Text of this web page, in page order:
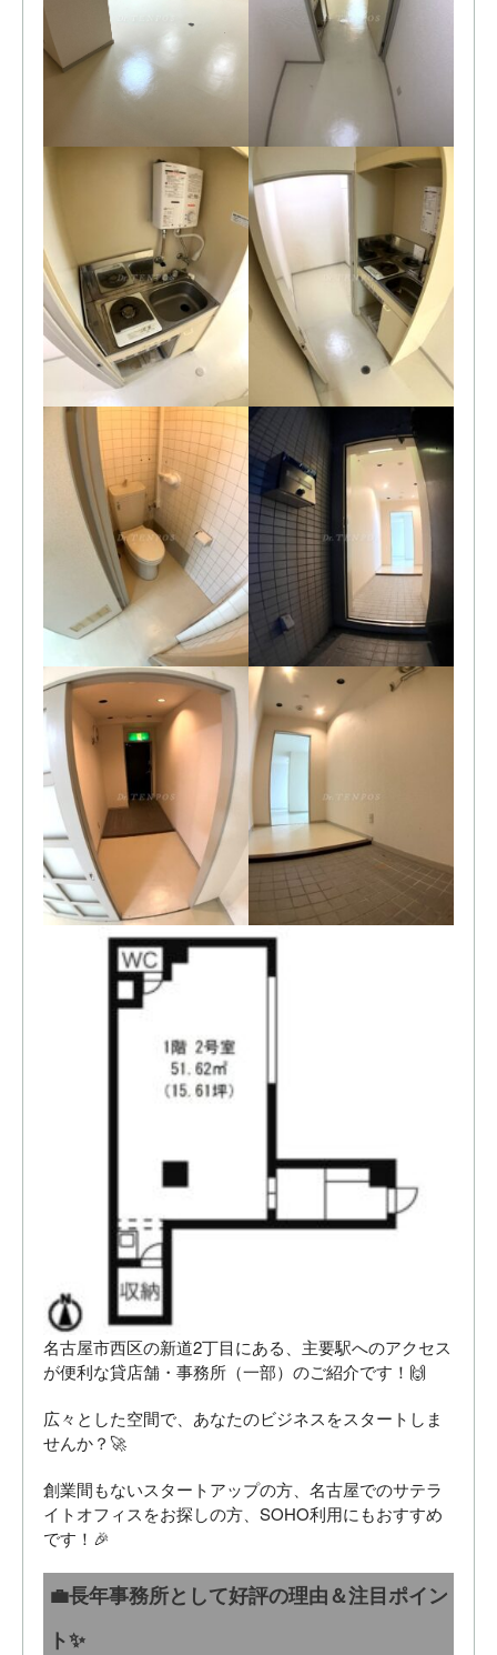
名古屋市西区の新道2丁目にある、主要駅へのアクセス
が便利な貸店舗・事務所（一部）のご紹介です！🙌
広々とした空間で、あなたのビジネスをスタートしま
せんか？🚀
創業間もないスタートアップの方、名古屋でのサテラ
イトオフィスをお探しの方、SOHO利用にもおすすめ
です！🎉
💼長年事務所として好評の理由＆注目ポイン
ト✨